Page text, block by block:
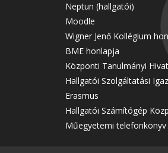
Neptun (hallgatói)
Moodle
Wigner Jenő Kollégium
BME honlapja
Központi Tanulmányi
Hallgatói Szolgáltatási
Erasmus
Hallgatói Számítógép
Műegyetemi telefonkönyv